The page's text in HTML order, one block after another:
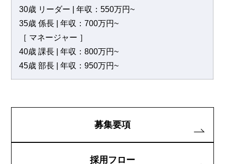
30歳 リーダー | 年収：550万円~
35歳 係長 | 年収：700万円~
［ マネージャー ］
40歳 課長 | 年収：800万円~
45歳 部長 | 年収：950万円~
募集要項
採用フロー